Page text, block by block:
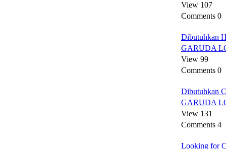
View 107
Comments 0
Dibutuhkan
GARUDA
View 99
Comments 0
Dibutuhkan
GARUDA
View 131
Comments 4
Looking for